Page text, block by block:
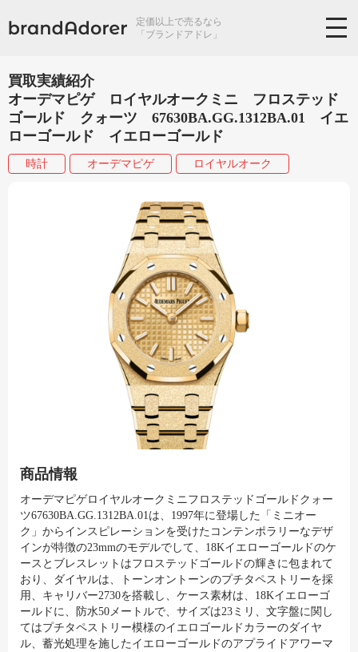
定価以上で売るなら
「ブランドアドレ」
買取実績紹介
オーデマピゲ ロイヤルオークミニ フロステッド
ゴールド クォーツ 67630BA.GG.1312BA.01 イエ
ローゴールド イエローゴールド
時計 オーデマピゲ ロイヤルオーク
商品情報
オーデマピゲロイヤルオークミニフロステッドゴールドクォー
ツ67630BA.GG.1312BA.01は、1997年に登場した「ミニオー
ク」からインスピレーションを受けたコンテンポラリーなデザ
インが特徴の23mmのモデルでして、18Kイエローゴールドのケ
ースとブレスレットはフロステッドゴールドの輝きに包まれて
おり、ダイヤルは、トーンオントーンのプチタペストリーを採
用、キャリバー2730を搭載し、ケース素材は、18Kイエローゴ
ールドに、防水50メートルで、サイズは23ミリ、文字盤に関し
てはプチタペストリー模様のイエロゴールドカラーのダイヤ
ル、蓄光処理を施したイエローゴールドのアプライドアワーマ